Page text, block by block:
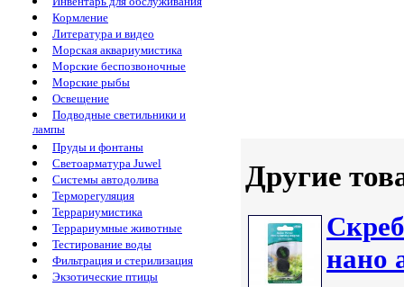
Кормление
Литература и видео
Морская аквариумистика
Морские беспозвоночные
Морские рыбы
Освещение
Подводные светильники и
лампы
Пруды и фонтаны
Светоарматура Juwel
Системы автодолива
Терморегуляция
Террариумистика
Террариумные животные
Тестирование воды
Фильтрация и стерилизация
Экзотические птицы
Другие
нано